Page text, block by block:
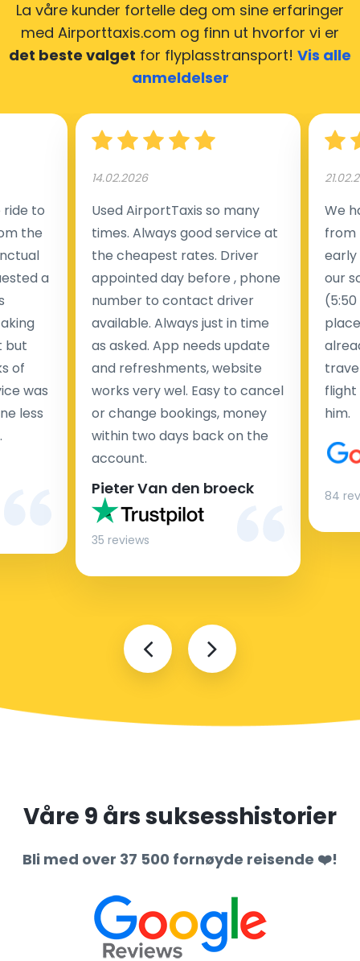
La våre kunder fortelle deg om sine erfaringer
med Airporttaxis.com og finn ut hvorfor vi er
det beste valget for flyplasstransport! Vis alle
anmeldelser
to
the
a
but
of
was
less
14.02.2026
Used AirportTaxis so many
times. Always good service at
the cheapest rates. Driver
appointed day before , phone
number to contact driver
available. Always just in time
as asked. App needs update
and refreshments, website
works very wel. Easy to cancel
or change bookings, money
within two days back on the
account.
Pieter Van den broeck
35 reviews
We
from
early
our
flight
him.
84
Våre 9 års suksesshistorier
Bli med over 37 500 fornøyde reisende ❤️!